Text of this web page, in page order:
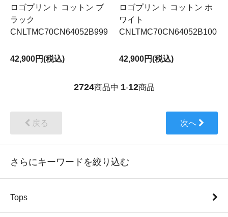
ロゴプリント コットン ブ
ラック
CNLTMC70CN64052B999
42,900円(税込)
ロゴプリント コットン ホ
ワイト
CNLTMC70CN64052B100
42,900円(税込)
2724商品中 1-12商品
戻る 次へ
さらにキーワードを絞り込む
Tops